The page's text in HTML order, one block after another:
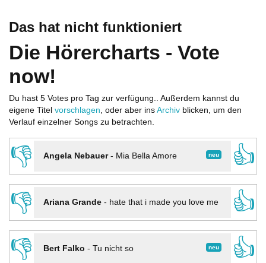
Das hat nicht funktioniert
Die Hörercharts - Vote
now!
Du hast 5 Votes pro Tag zur verfügung.. Außerdem kannst du
eigene Titel vorschlagen, oder aber ins Archiv blicken, um den
Verlauf einzelner Songs zu betrachten.
👎 neu
Angela Nebauer- Mia Bella Amore
👍
👎
Ariana Grande- hate that i made you love me
👍
👎
neu
Bert Falko - Tu nicht so
👍